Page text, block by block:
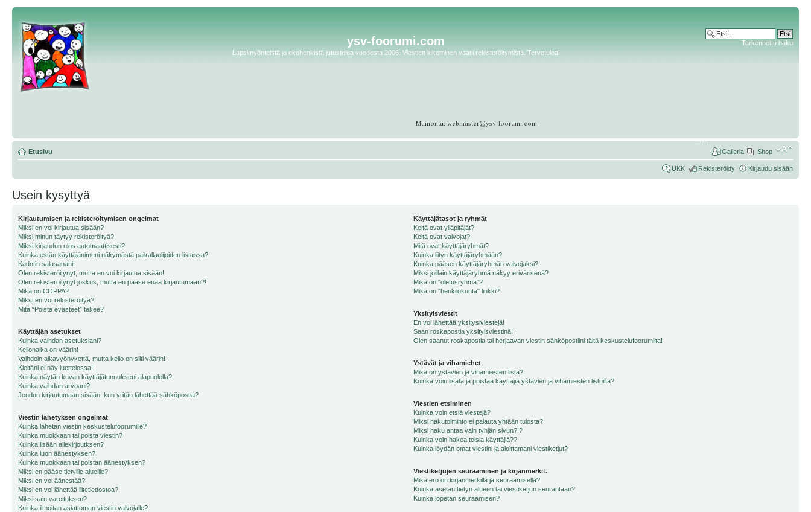
ysv-foorumi.com
Lapsimyönteistä ja ekohenkistä jutustelua vuodesta 2006. Viestien lukeminen vaatii rekisteröitymistä. Tervetuloa!
Tarkennettu haku
Etusivu Shop
Galleria
UKK Rekisteröidy Kirjaudu sisään
Usein kysyttyä
Kirjautumisen ja rekisteröitymisen ongelmat
Miksi en voi kirjautua sisään?
Miksi minun täytyy rekisteröityä?
Miksi kirjaudun ulos automaattisesti?
Kuinka estän käyttäjänimeni näkymästä paikallaolijoiden listassa?
Kadotin salasanani!
Olen rekisteröitynyt, mutta en voi kirjautua sisään!
Olen rekisteröitynyt joskus, mutta en pääse enää kirjautumaan?!
Mikä on COPPA?
Miksi en voi rekisteröityä?
Mitä “Poista evästeet” tekee?
Käyttäjän asetukset
Kuinka vaihdan asetuksiani?
Kellonaika on väärin!
Vaihdoin aikavyöhykettä, mutta kello on silti väärin!
Kieltäni ei näy luettelossa!
Kuinka näytän kuvan käyttäjätunnukseni alapuolella?
Kuinka vaihdan arvoani?
Joudun kirjautumaan sisään, kun yritän lähettää sähköpostia?
Viestin lähetyksen ongelmat
Kuinka lähetän viestin keskustelufoorumille?
Kuinka muokkaan tai poista viestin?
Kuinka lisään allekirjoutksen?
Kuinka luon äänestyksen?
Kuinka muokkaan tai poistan äänestyksen?
Miksi en pääse tietyille alueille?
Miksi en voi äänestää?
Miksi en voi lähettää liitetiedostoa?
Miksi sain varoituksen?
Kuinka ilmoitan asiattoman viestin valvojalle?
Käyttäjätasot ja ryhmät
Keitä ovat ylläpitäjät?
Keitä ovat valvojat?
Mitä ovat käyttäjäryhmät?
Kuinka liityn käyttäjäryhmään?
Kuinka pääsen käyttäjäryhmän valvojaksi?
Miksi joillain käyttäjäryhmä näkyy erivärisenä?
Mikä on "oletusryhmä"?
Mikä on "henkilökunta" linkki?
Yksityisviestit
En voi lähettää yksitysiviestejä!
Saan roskapostia yksityisviestinä!
Olen saanut roskapostia tai herjaavan viestin sähköpostiini tältä keskustelufoorumilta!
Ystävät ja vihamiehet
Mikä on ystävien ja vihamiesten lista?
Kuinka voin lisätä ja poistaa käyttäjiä ystävien ja vihamiesten listoilta?
Viestien etsiminen
Kuinka voin etsiä viestejä?
Miksi hakutoiminto ei palauta yhtään tulosta?
Miksi haku antaa vain tyhjän sivun?!?
Kuinka voin hakea toisia käyttäjiä??
Kuinka löydän omat viestini ja aloittamani viestiketjut?
Viestiketjujen seuraaminen ja kirjanmerkit.
Mikä ero on kirjanmerkillä ja seuraamisella?
Kuinka asetan tietyn alueen tai viestiketjun seurantaan?
Kuinka lopetan seuraamisen?